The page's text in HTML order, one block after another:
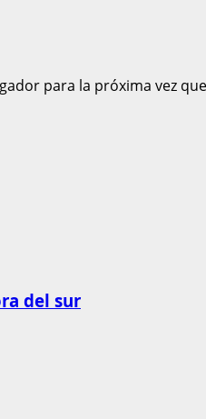
para la próxima vez
del sur